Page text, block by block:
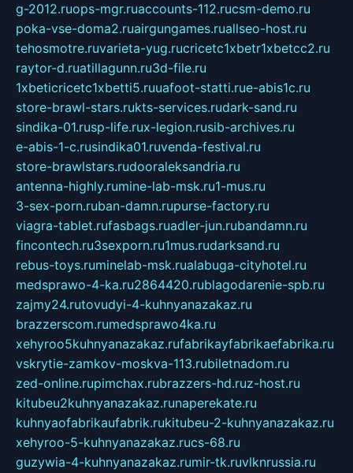
g-2012.ruops-mgr.ruaccounts-112.rucsm-demo.ru
poka-vse-doma2.ruairgungames.ruallseo-host.ru
tehosmotre.ruvarieta-yug.rucricetc1xbetr1xbetcc2.ru
raytor-d.ruatillagunn.ru3d-file.ru
1xbeticricetc1xbetti5.ruuafoot-statti.rue-abis1c.ru
store-brawl-stars.rukts-services.rudark-sand.ru
sindika-01.rusp-life.rux-legion.rusib-archives.ru
e-abis-1-c.rusindika01.ruvenda-festival.ru
store-brawlstars.rudooraleksandria.ru
antenna-highly.rumine-lab-msk.ru1-mus.ru
3-sex-porn.ruban-damn.rupurse-factory.ru
viagra-tablet.rufasbags.ruadler-jun.rubandamn.ru
fincontech.ru3sexporn.ru1mus.rudarksand.ru
rebus-toys.ruminelab-msk.rualabuga-cityhotel.ru
medsprawo-4-ka.ru2864420.rublagodarenie-spb.ru
zajmy24.rutovudyi-4-kuhnyanazakaz.ru
brazzerscom.rumedsprawo4ka.ru
xehyroo5kuhnyanazakaz.rufabrikayfabrikaefabrika.ru
vskrytie-zamkov-moskva-113.rubiletnadom.ru
zed-online.rupimchax.rubrazzers-hd.ruz-host.ru
kitubeu2kuhnyanazakaz.runaperekate.ru
kuhnyaofabrikaufabrik.rukitubeu-2-kuhnyanazakaz.ru
xehyroo-5-kuhnyanazakaz.rucs-68.ru
guzywia-4-kuhnyanazakaz.rumir-tk.ruvlknrussia.ru